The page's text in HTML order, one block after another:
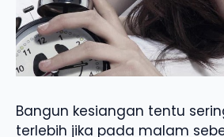
Bangun kesiangan tentu
terlebih jika pada malam